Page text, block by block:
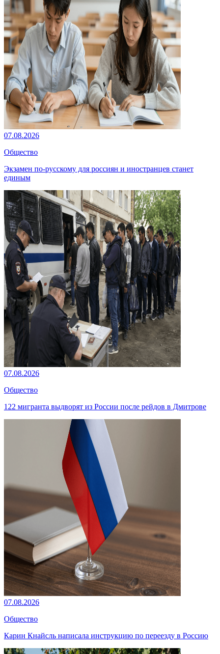
07.08.2026
Общество
Экзамен по-русскому для россиян и иностранцев станет
единым
07.08.2026
Общество
122 мигранта выдворят из России после рейдов в Дмитрове
07.08.2026
Общество
Карин Кнайсль написала инструкцию по переезду в Россию